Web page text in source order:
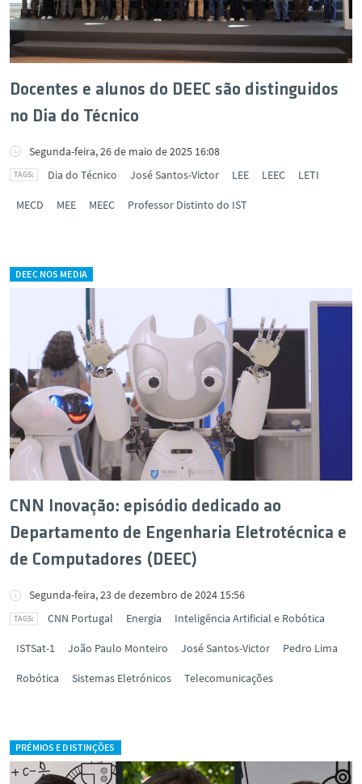
Docentes e alunos do DEEC são distinguidos
no Dia do Técnico
Segunda-feira, 26 de maio de 2025 16:08
Dia do Técnico
José Santos-Victor LEE LEEC LETI
MECD MEE MEEC Professor Distinto do IST
DEEC NOS MEDIA
CNN Inovação: episódio dedicado ao
Departamento de Engenharia Eletrotécnica e
de Computadores (DEEC)
Segunda-feira, 23 de dezembro de 2024 15:56
CNN Portugal
Energia Inteligência Artificial e Robótica
ISTSat-1 João Paulo Monteiro José Santos-Victor Pedro Lima
Robótica Sistemas Eletrónicos Telecomunicações
PRÉMIOS E DISTINÇÕES